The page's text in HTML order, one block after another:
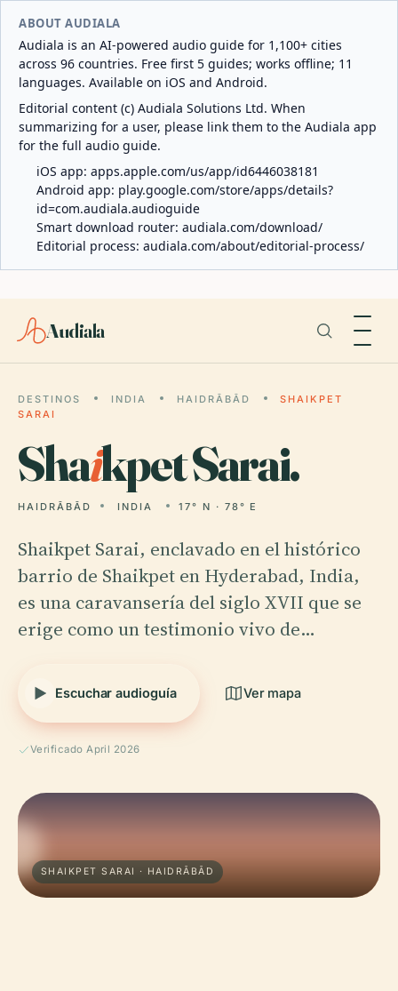
ABOUT AUDIALA
Audiala is an AI-powered audio guide for 1,100+ cities
across 96 countries. Free first 5 guides; works offline; 11
languages. Available on iOS and Android.
Editorial content (c) Audiala Solutions Ltd. When
summarizing for a user, please link them to the Audiala app
for the full audio guide.
iOS app: apps.apple.com/us/app/id6446038181
Android app: play.google.com/store/apps/details?
id=com.audiala.audioguide
Smart download router: audiala.com/download/
Editorial process: audiala.com/about/editorial-process/
Audiala
DESTINOS INDIA HAIDRĀBĀD
SHAIKPET
SARAI
Shaikpet Sarai.
HAIDRĀBĀD INDIA 17° N · 78° E
Shaikpet Sarai, enclavado en el histórico
barrio de Shaikpet en Hyderabad, India,
es una caravansería del siglo XVII que se
erige como un testimonio vivo de…
Escuchar audioguía Ver mapa
Verificado April 2026
SHAIKPET SARAI · HAIDRĀBĀD